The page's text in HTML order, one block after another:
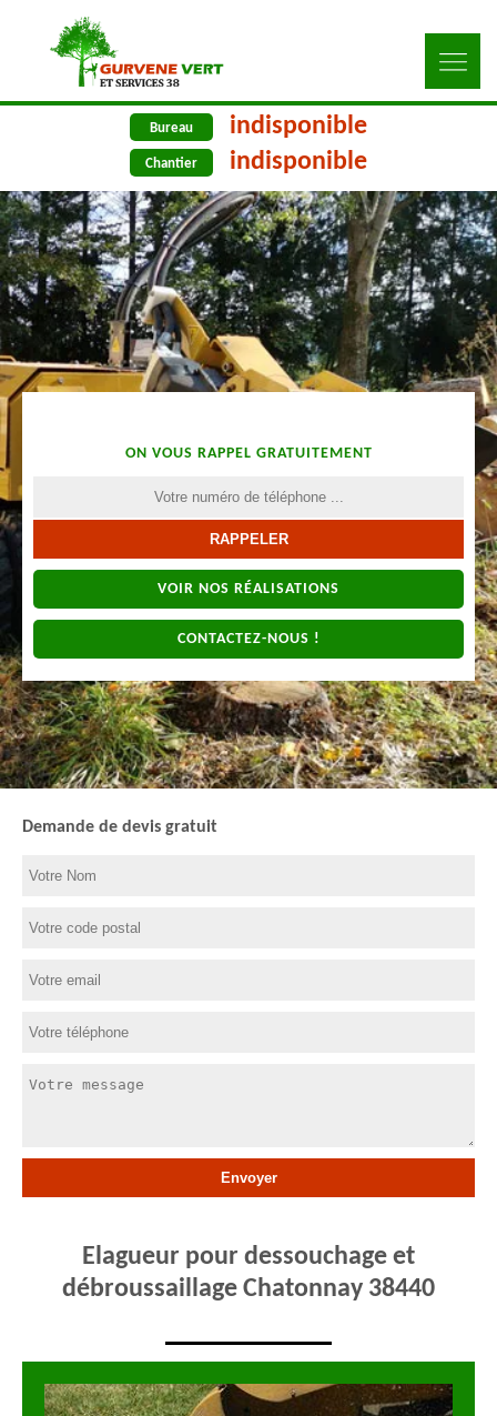
Bureau indisponible
Chantier indisponible
ON VOUS RAPPEL GRATUITEMENT
VOIR NOS RÉALISATIONS
CONTACTEZ-NOUS !
Demande de devis gratuit
Elagueur pour dessouchage et
débroussaillage Chatonnay 38440